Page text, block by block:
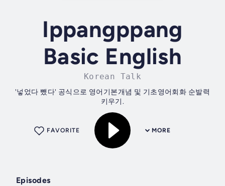
Ippangppang
Basic English
Korean Talk
'넣었다 뺐다' 공식으로 영어기본개념 및 기초영어회화 순발력
키우기.
MORE
FAVORITE
Episodes